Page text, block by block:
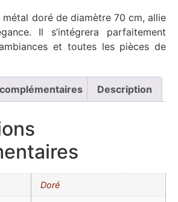
doré de diamètre 70 cm, allie
Il s’intégrera parfaitement
et toutes les pièces de
Description
Doré